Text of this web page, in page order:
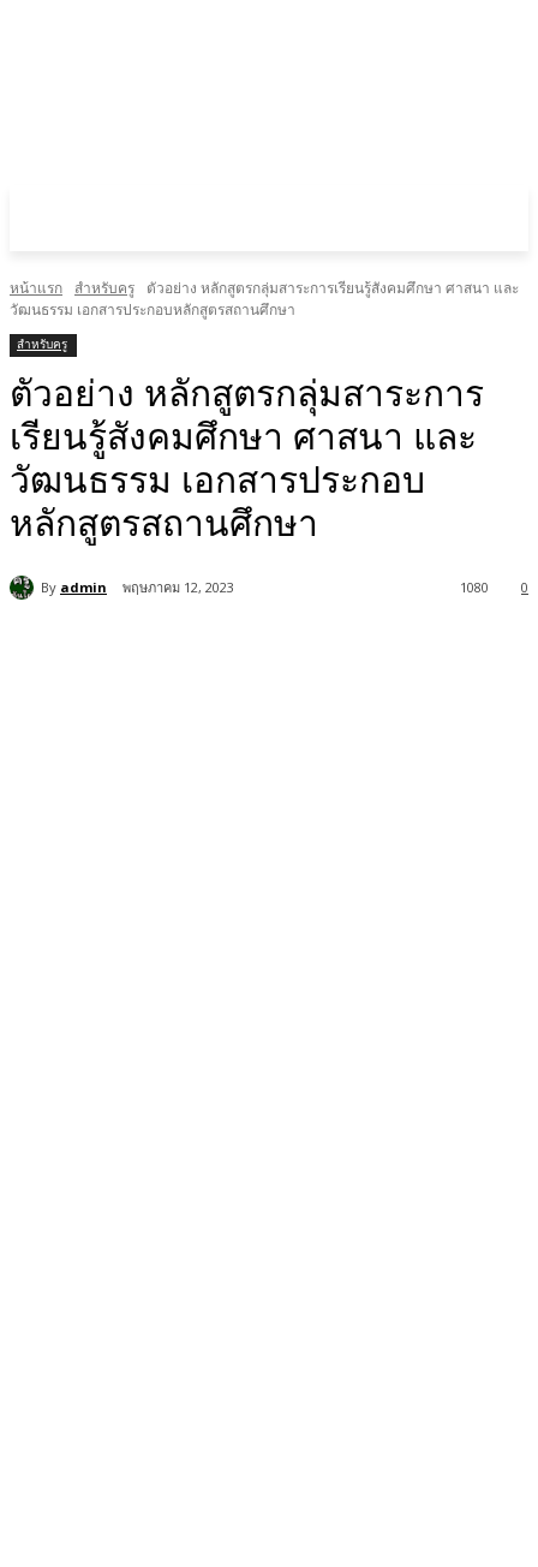
หน้าแรก สำหรับครู
ตัวอย่าง หลักสูตรกลุ่มสาระการเรียนรู้สังคมศึกษา ศาสนา และ
วัฒนธรรม เอกสารประกอบหลักสูตรสถานศึกษา
สำหรับครู
ตัวอย่าง หลักสูตรกลุ่มสาระการ
เรียนรู้สังคมศึกษา ศาสนา และ
วัฒนธรรม เอกสารประกอบ
หลักสูตรสถานศึกษา
By admin พฤษภาคม 12, 2023 0
1080